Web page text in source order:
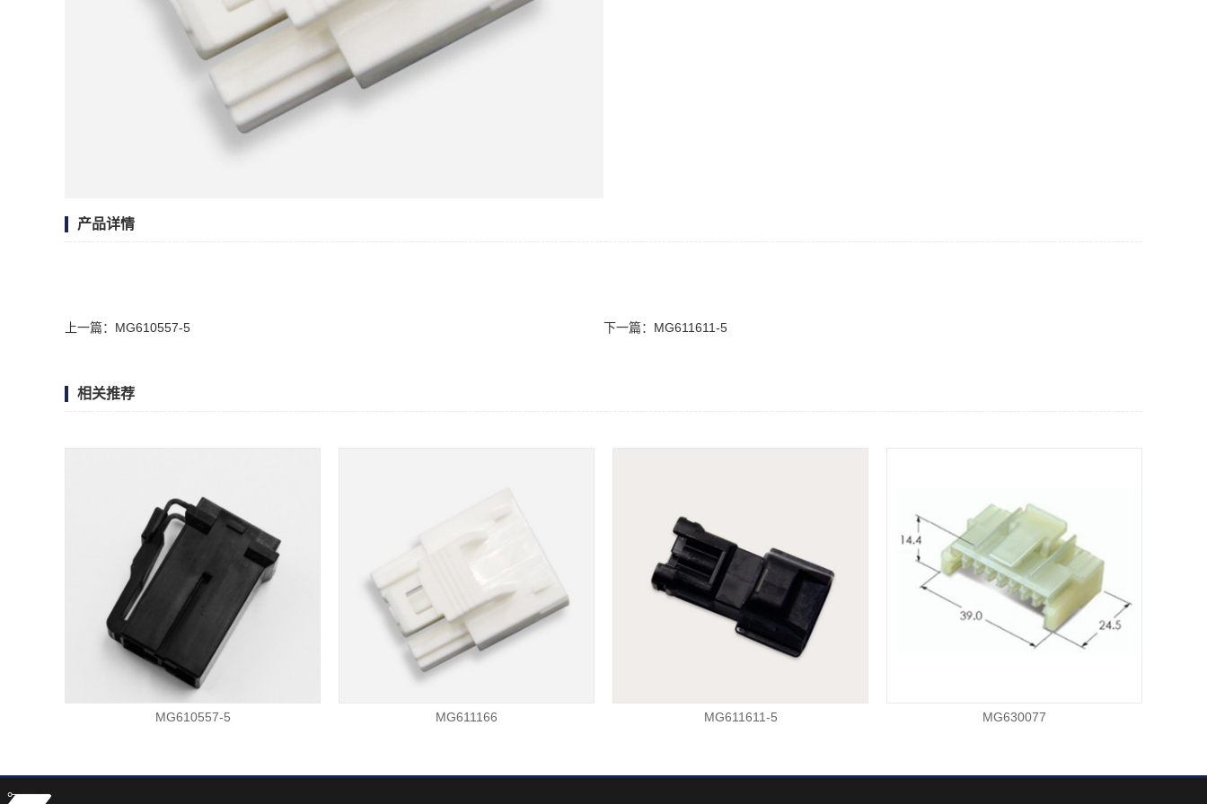
产品详情
上一篇： MG610557-5 下一篇： MG611611-5
相关推荐
MG610557-5 MG611166 MG611611-5 MG630077